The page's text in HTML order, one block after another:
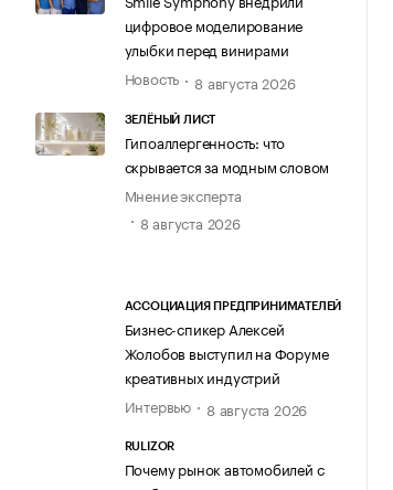
цифровое моделирование
улыбки перед винирами
Новость
8 августа 2026
ЗЕЛЁНЫЙ ЛИСТ
Гипоаллергенность: что
скрывается за модным словом
Мнение эксперта
8 августа 2026
АССОЦИАЦИЯ ПРЕДПРИНИМАТЕЛЕЙ
Бизнес-спикер Алексей
Жолобов выступил на Форуме
креативных индустрий
Интервью
8 августа 2026
RULIZOR
Почему рынок автомобилей с